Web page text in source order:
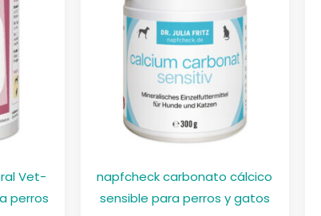
Vet-
perros
napfcheck carbonato cálcico
sensible para perros y gatos